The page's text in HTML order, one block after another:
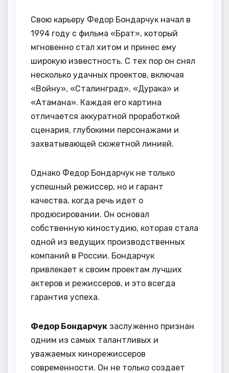
Свою карьеру Федор Бондарчук начал в
1994 году с фильма «Брат», который
мгновенно стал хитом и принес ему
широкую известность. С тех пор он снял
несколько удачных проектов, включая
«Войну», «Сталинград», «Дурака» и
«Атамана». Каждая его картина
отличается аккуратной проработкой
сценария, глубокими персонажами и
захватывающей сюжетной линией.
Однако Федор Бондарчук не только
успешный режиссер, но и гарант
качества, когда речь идет о
продюсировании. Он основал
собственную киностудию, которая стала
одной из ведущих производственных
компаний в России. Бондарчук
привлекает к своим проектам лучших
актеров и режиссеров, и это всегда
гарантия успеха.
Федор Бондарчук заслуженно признан
одним из самых талантливых и
уважаемых кинорежиссеров
современности. Он не только создает